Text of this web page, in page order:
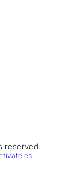
reserved.